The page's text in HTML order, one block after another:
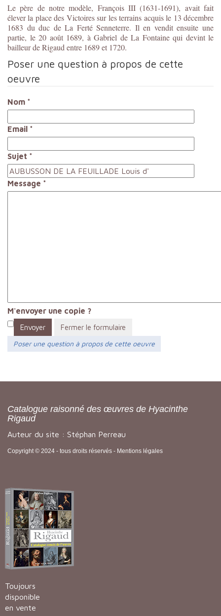
Le père de notre modèle, François III (1631-1691), avait fait
élever la place des Victoires sur les terrains acquis le 13 décembre
1683 du duc de La Ferté Senneterre. Il en vendit ensuite une
partie, le 20 août 1689, à Gabriel de La Fontaine qui devint le
bailleur de Rigaud entre 1689 et 1720.
Poser une question à propos de cette
oeuvre
Nom *
Email *
Sujet *
Message *
M'envoyer une copie ?
Envoyer
Fermer le formulaire
Poser une question à propos de cette oeuvre
Catalogue raisonné des œuvres de Hyacinthe
Rigaud
Auteur du site : Stéphan Perreau
Copyright © 2024 - tous droits réservés - Mentions légales
Toujours
disponible
en vente